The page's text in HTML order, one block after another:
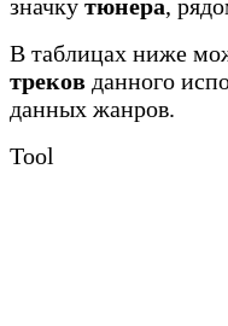
значку тюнера,
В таблицах ниже
треков данного
данных жанров.
Tool